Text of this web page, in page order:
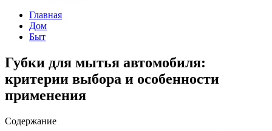
Главная
Дом
Быт
Губки для мытья автомобиля:
критерии выбора и особенности
применения
Содержание